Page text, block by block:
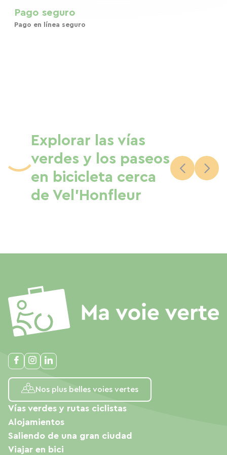
Pago seguro
Pago en línea seguro
Explorar las vías
verdes y los paseos
en bicicleta cerca
de Vel'Honfleur
Nos plus belles voies vertes
Vías verdes y rutas ciclistas
Alojamientos
Saliendo de una gran ciudad
Viajar en bici